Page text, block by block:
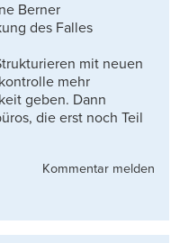
Berner
des Falles
mit neuen
mehr
geben. Dann
die erst noch Teil
Kommentar melden